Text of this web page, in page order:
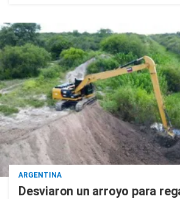
ARGENTINA
Desviaron un arroyo para